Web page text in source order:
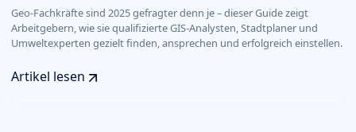
Geo-Fachkräfte sind 2025 gefragter denn je – dieser Guide zeigt
Arbeitgebern, wie sie qualifizierte GIS-Analysten, Stadtplaner und
Umweltexperten gezielt finden, ansprechen und erfolgreich einstellen.
Artikel lesen